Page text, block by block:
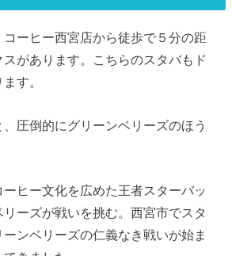
ーヒー西宮店から徒歩で５分の距
があります。こちらのスタバもド
す。
圧倒的にグリーンベリーズのほう
ヒー文化を広めた王者スターバッ
ーズが戦いを挑む。西宮市でスタ
ンベリーズの仁義なき戦いが始ま